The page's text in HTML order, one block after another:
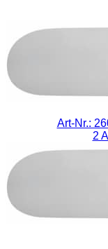
Art-Nr.:
2